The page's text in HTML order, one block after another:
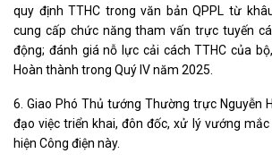
quy định TTHC trong văn bản QPPL từ
cung cấp chức năng tham vấn trực tuyến
động; đánh giá nỗ lực cải cách TTHC của
Hoàn thành trong Quý IV năm 2025.
6. Giao Phó Thủ tướng Thường trực Nguyễn
đạo việc triển khai, đôn đốc, xử lý vướng
hiện Công điện này.